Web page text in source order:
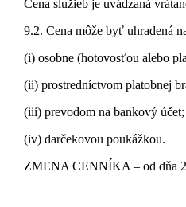
Cena služieb je uvádzaná
9.2. Cena môže byť uhradená
(i) osobne (hotovosťou alebo
(ii) prostredníctvom platobnej
(iii) prevodom na bankový účet;
(iv) darčekovou poukážkou.
ZMENA CENNÍKA – od dňa